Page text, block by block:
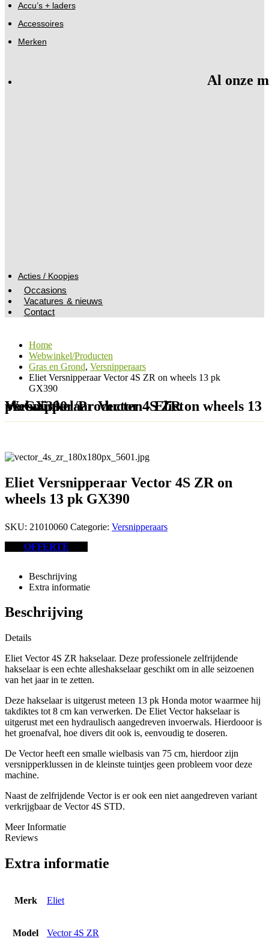
Accu’s + laders
Accessoires
Merken
Al onze
Acties / Koopjes
Occasions
Vacatures & nieuws
Contact
Home
Webwinkel/Producten
Gras en Grond, Versnipperaars
Eliet Versnipperaar Vector 4S ZR on wheels 13 pk
GX390
Webwinkel/Producten - Eliet Versnipperaar Vector 4S ZR on wheels 13 pk GX390
Eliet Versnipperaar Vector 4S ZR on
wheels 13 pk GX390
SKU: 21010060 Categorie: Versnipperaars
OFFERTE
Beschrijving
Extra informatie
Beschrijving
Details
Eliet Vector 4S ZR hakselaar. Deze professionele zelfrijdende
hakselaar is een echte alleshakselaar geschikt om in alle seizoenen
van het jaar in te zetten.
Deze hakselaar is uitgerust meteen 13 pk Honda motor waarmee hij
takdiktes tot 8 cm kan verwerken. De Eliet Vector hakselaar is
uitgerust met een hydraulisch aangedreven invoerwals. Hierdooor is
het groenafval, hoe divers dit ook is, eenvoudig te doseren.
De Vector heeft een smalle wielbasis van 75 cm, hierdoor zijn
versnipperklussen in de kleinste tuintjes geen probleem voor deze
machine.
Naast de zelfrijdende Vector is er ook een niet aangedreven variant
verkrijgbaar de Vector 4S STD.
Meer Informatie
Reviews
Extra informatie
Merk Eliet
Model Vector 4S ZR